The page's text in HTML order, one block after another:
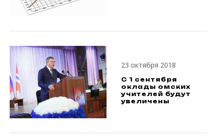
23 октября 2018
С 1 сентября
оклады омских
учителей будут
увеличены